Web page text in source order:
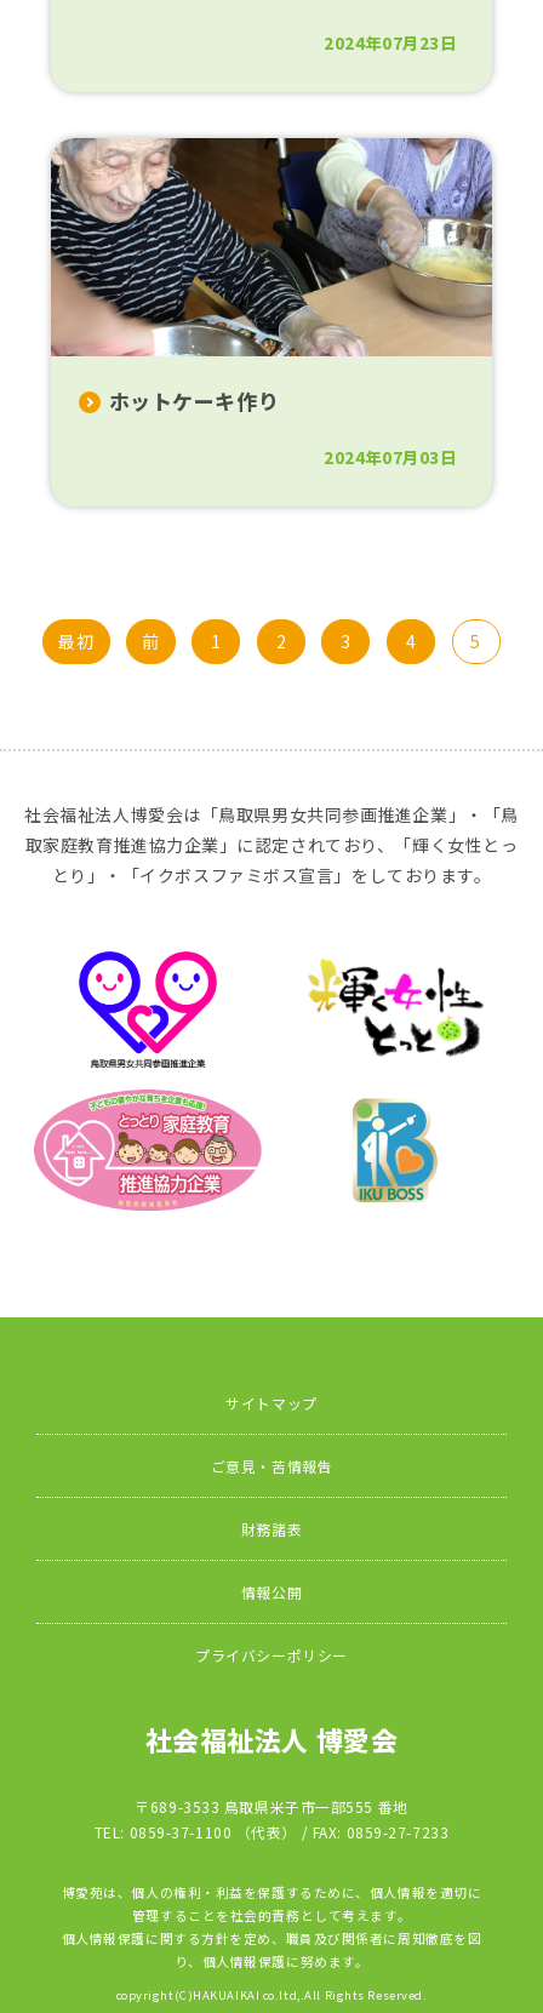
2024年07月23日
ホットケーキ作り
2024年07月03日
最初 前 1 2 3 4 5
社会福祉法人博愛会は「鳥取県男女共同参画推進企業」・「鳥
取家庭教育推進協力企業」に認定されており、「輝く女性とっ
とり」・「イクボスファミボス宣言」をしております。
サイトマップ
ご意見・苦情報告
財務諸表
情報公開
プライバシーポリシー
社会福祉法人 博愛会
〒689-3533 鳥取県米子市一部555 番地
TEL: 0859-37-1100 （代表） / FAX: 0859-27-7233
博愛苑は、個人の権利・利益を保護するために、個人情報を適切に
管理することを社会的責務として考えます。
個人情報保護に関する方針を定め、職員及び関係者に周知徹底を図
り、個人情報保護に努めます。
copyright(C)HAKUAIKAI co.ltd,.All Rights Reserved.